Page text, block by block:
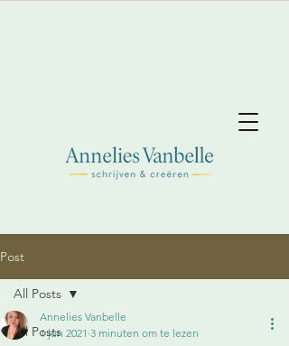
Post
All Posts
All Posts
Annelies Vanbelle
1 jun 2021 3 minuten om te lezen